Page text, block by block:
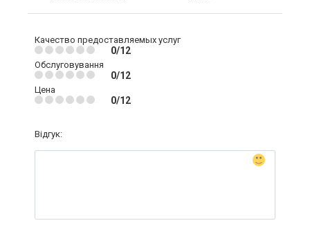
Качество предоставляемых услуг
0/12
Обслуговування
0/12
Цена
0/12
Відгук: